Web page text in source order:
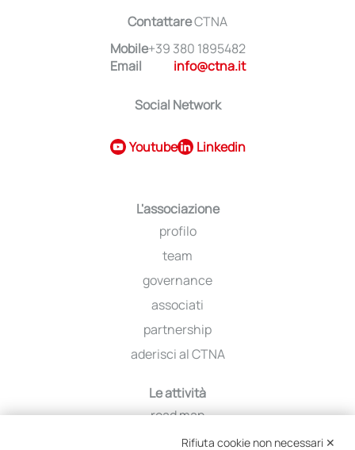
ContattareCTNA
Mobile+39 380 1895482
Email
info@ctna.it
Social Network
Youtube Linkedin
L'associazione
profilo
team
governance
associati
partnership
aderisci al CTNA
Le attività
road map
iniziativeRifiuta cookie non necessari ✕